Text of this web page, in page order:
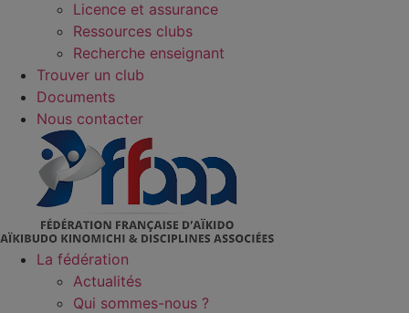
Licence et assurance
Ressources clubs
Recherche enseignant
Trouver un club
Documents
Nous contacter
La fédération
Actualités
Qui sommes-nous ?